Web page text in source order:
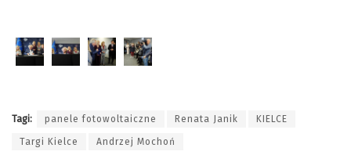
Tagi: panele fotowoltaiczne Renata Janik KIELCE
Targi Kielce Andrzej Mochoń